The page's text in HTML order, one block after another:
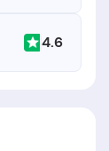
4.6